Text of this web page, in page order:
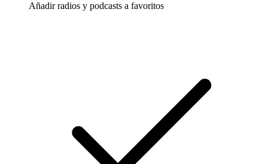
Añadir radios y podcasts a favoritos